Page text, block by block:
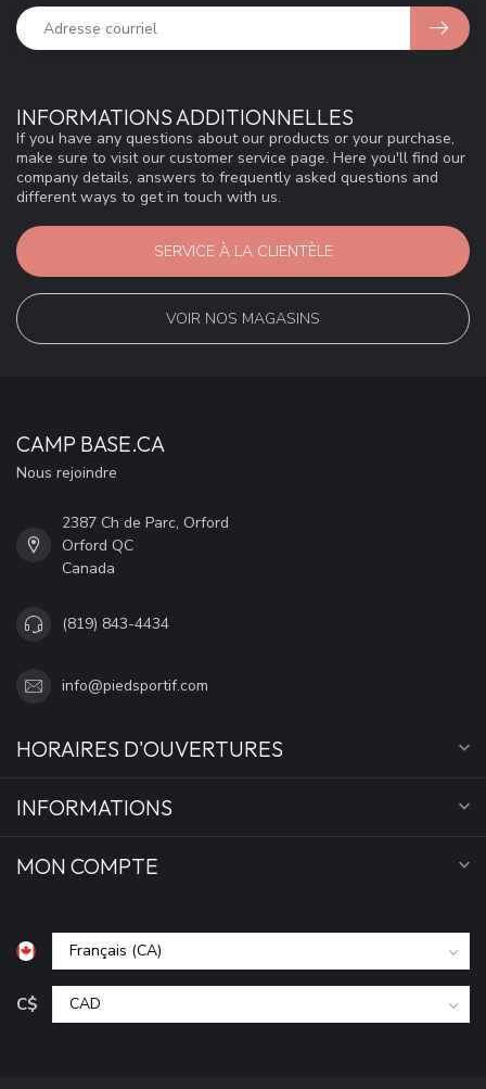
INFORMATIONS ADDITIONNELLES
If you have any questions about our products or your purchase,
make sure to visit our customer service page. Here you'll find our
company details, answers to frequently asked questions and
different ways to get in touch with us.
SERVICE À LA CLIENTÈLE
VOIR NOS MAGASINS
CAMP BASE.CA
Nous rejoindre
2387 Ch de Parc, Orford
Orford QC
Canada
(819) 843-4434
info@piedsportif.com
HORAIRES D'OUVERTURES
INFORMATIONS
MON COMPTE
C$